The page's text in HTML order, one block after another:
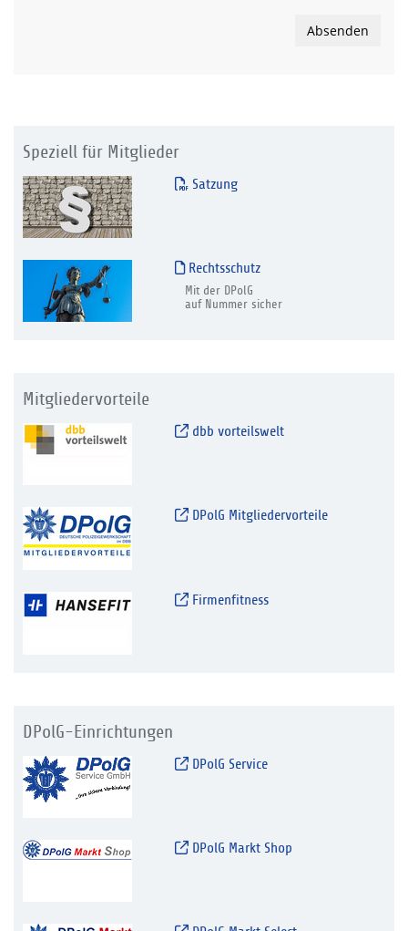
Absenden
Speziell für Mitglieder
Satzung
Rechtsschutz
Mit der DPolG
auf Nummer sicher
Mitgliedervorteile
dbb vorteilswelt
DPolG Mitgliedervorteile
Firmenfitness
DPolG-Einrichtungen
DPolG Service
DPolG Markt Shop